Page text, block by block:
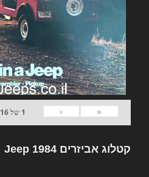
«
‹
1 של16
קטלוג אביזרים Jeep 1984